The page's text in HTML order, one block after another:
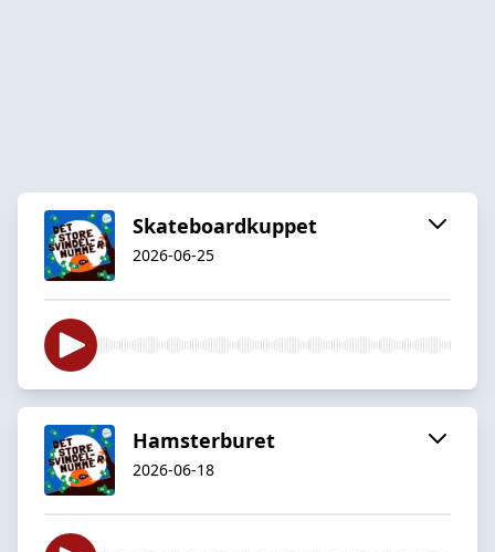
Skateboardkuppet
2026-06-25
Hamsterburet
2026-06-18